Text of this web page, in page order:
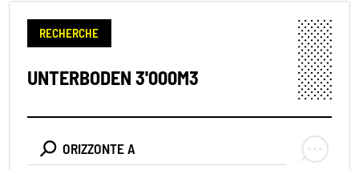
RECHERCHE
UNTERBODEN 3'000M3
ORIZZONTE A